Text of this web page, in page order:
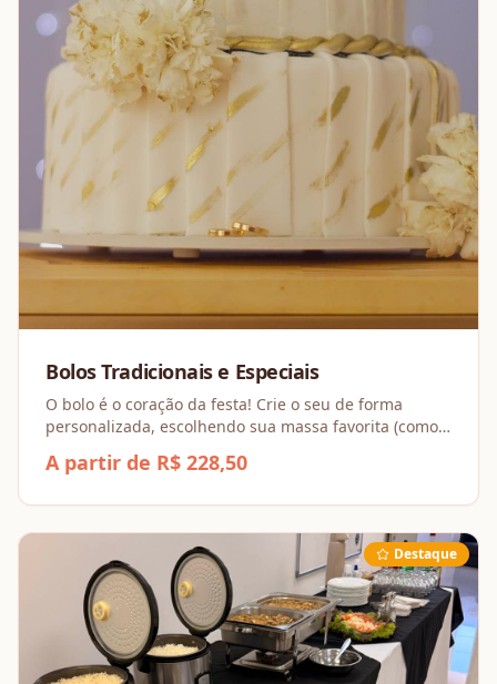
Bolos Tradicionais e Especiais
O bolo é o coração da festa! Crie o seu de forma
personalizada, escolhendo sua massa favorita (como
incríveis, dos Tradicionais aos Espesciais.
A partir de R$ 228,50
Destaque